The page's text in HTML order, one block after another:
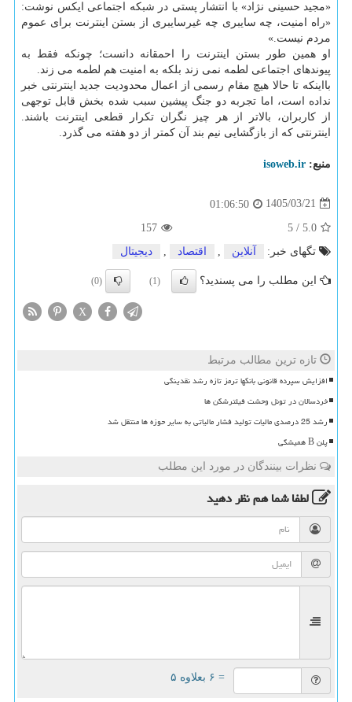
«مجید حسینی نژاد» با انتشار پستی در شبکه اجتماعی ایکس نوشت:
«راه امنیت، چه سایبری چه غیرسایبری از بستن اینترنت برای عموم
مردم نیست.»
او همین طور بستن اینترنت را احمقانه دانست؛ چونکه فقط به
پیوندهای اجتماعی لطمه نمی زند بلکه به امنیت هم لطمه می زند.
بااینکه تا حالا هیچ مقام رسمی از اعمال محدودیت جدید اینترنتی خبر
نداده است، اما تجربه دو جنگ پیشین سبب شده بخش قابل توجهی
از کاربران، بالاتر از هر چیز نگران تکرار قطعی اینترنت باشند.
اینترنتی که از بازگشایی نیم بند آن کمتر از دو هفته می گذرد.
منبع: isoweb.ir
1405/03/21
01:06:50
5.0
/
5
157
تگهای خبر:
آنلاین اقتصاد دیجیتال
این مطلب را می پسندید؟ (1)
(0)
X
تازه ترین مطالب مرتبط
افزایش سپرده قانونی بانکها ترمز تازه رشد نقدینگی
خردسالان در تونل وحشت فیلترشکن ها
رشد 25 درصدی مالیات تولید فشار مالیاتی به سایر حوزه ها منتقل شد
پلن B همیشگی
نظرات بینندگان در مورد این مطلب
لطفا شما همنظر دهید
= ۶ بعلاوه ۵